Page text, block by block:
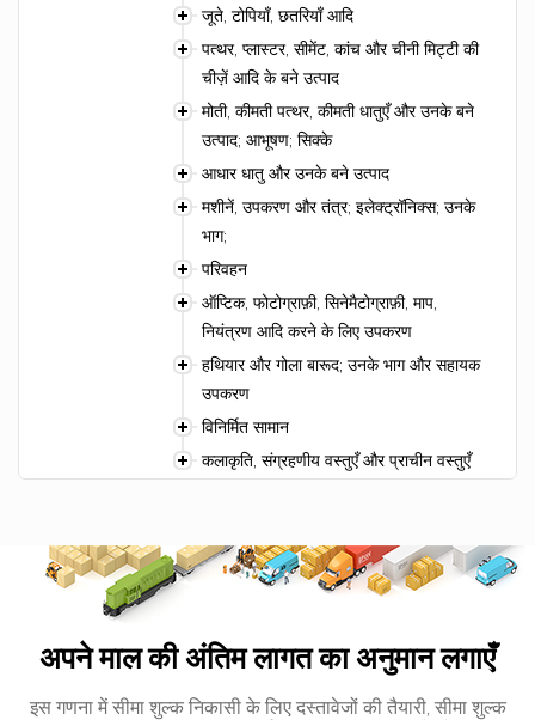
जूते, टोपियाँ, छतरियाँ आदि
पत्थर, प्लास्टर, सीमेंट, कांच और चीनी मिट्टी की
चीज़ें आदि के बने उत्पाद
मोती, कीमती पत्थर, कीमती धातुएँ और उनके बने
उत्पाद; आभूषण; सिक्के
आधार धातु और उनके बने उत्पाद
मशीनें, उपकरण और तंत्र; इलेक्ट्रॉनिक्स; उनके
भाग;
परिवहन
ऑप्टिक, फोटोग्राफ़ी, सिनेमैटोग्राफ़ी, माप,
नियंत्रण आदि करने के लिए उपकरण
हथियार और गोला बारूद; उनके भाग और सहायक
उपकरण
विनिर्मित सामान
कलाकृति, संग्रहणीय वस्तुएँ और प्राचीन वस्तुएँ
अपने माल की अंतिम लागत का अनुमान लगाएँ
इस गणना में सीमा शुल्क निकासी के लिए दस्तावेजों की तैयारी, सीमा शुल्क